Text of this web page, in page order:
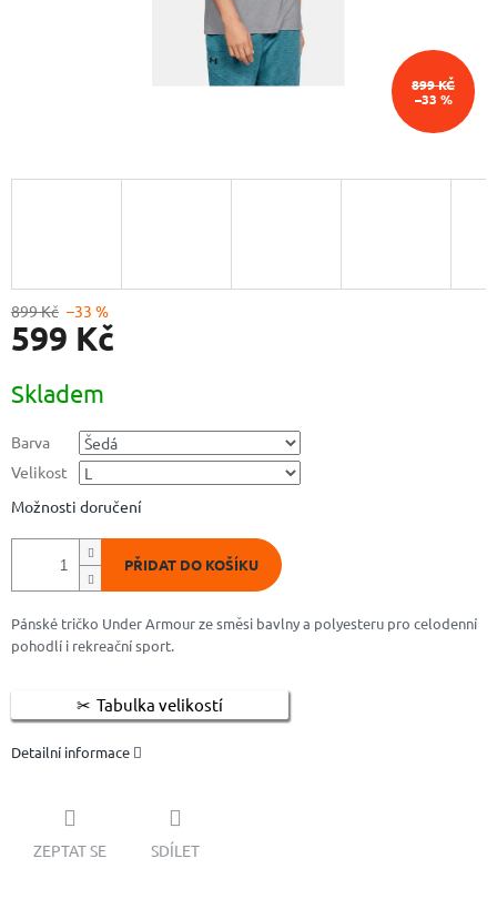
899 KČ
–33 %
899 Kč –33 %
599 Kč
cena:
Skladem
Barva
Velikost
Možnosti doručení
PŘIDAT DO KOŠÍKU
Pánské tričko Under Armour ze směsi bavlny a polyesteru pro celodenní
pohodlí i rekreační sport.
Tabulka velikostí
Detailní informace
ZEPTAT SE SDÍLET